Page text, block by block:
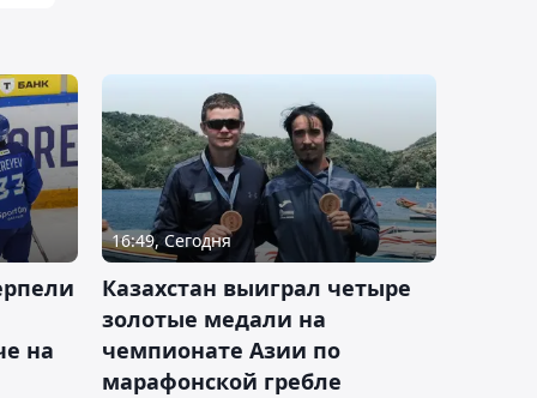
на
16:49, Сегодня
Казахстан выиграл четыре
золотые медали на
чемпионате Азии по
марафонской гребле